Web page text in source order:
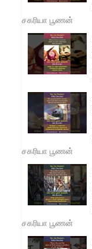
சகரியா பூணன்
சகரியா பூணன்
சகரியா பூணன்